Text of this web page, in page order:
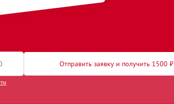
Отправить заявку и получить 1500 ₽